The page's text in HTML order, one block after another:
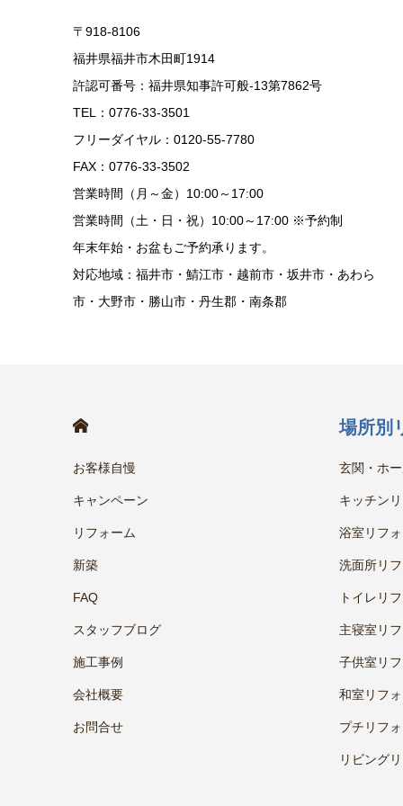
〒918-8106
福井県福井市木田町1914
許認可番号：福井県知事許可般-13第7862号
TEL：0776-33-3501
フリーダイヤル：0120-55-7780
FAX：0776-33-3502
営業時間（月～金）10:00～17:00
営業時間（土・日・祝）10:00～17:00 ※予約制
年末年始・お盆もご予約承ります。
対応地域：福井市・鯖江市・越前市・坂井市・あわら
市・大野市・勝山市・丹生郡・南条郡
お客様自慢
キャンペーン
リフォーム
新築
FAQ
スタッフブログ
施工事例
会社概要
お問合せ
場所別
玄関・ホ
キッチン
浴室リフ
洗面所リ
トイレリ
主寝室リ
子供室リ
和室リフ
プチリフ
リビング